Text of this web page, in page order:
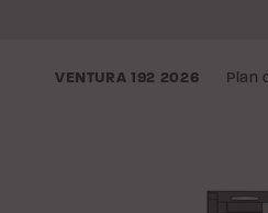
VENTURA 192 2026 Plan